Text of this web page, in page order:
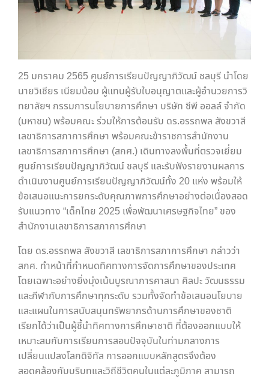
25 มกราคม 2565 ศูนย์การเรียนปัญญาภิวัฒน์ ชลบุรี นำโดย
นายวิเชียร เนียมน้อม ผู้แทนผู้รับใบอนุญาตและผู้อำนวยการวิ
ทยาลัยฯ กรรมการนโยบายการศึกษา บริษัท ซีพี ออลล์ จำกัด
(มหาชน) พร้อมคณะ ร่วมให้การต้อนรับ ดร.อรรถพล สังขวาสี
เลขาธิการสภาการศึกษา พร้อมคณะข้าราชการสำนักงาน
เลขาธิการสภาการศึกษา (สกศ.) เดินทางลงพื้นที่ตรวจเยี่ยม
ศูนย์การเรียนปัญญาภิวัฒน์ ชลบุรี และรับฟังรายงานผลการ
ดำเนินงานศูนย์การเรียนปัญญาภิวัฒน์ทั้ง 20 แห่ง พร้อมให้
ข้อเสนอแนะการยกระดับคุณภาพการศึกษาอย่างต่อเนื่องสอด
รับแนวทาง “เด็กไทย 2025 เพื่อพัฒนาเศรษฐกิจไทย” ของ
สำนักงานเลขาธิการสภาการศึกษา
โดย ดร.อรรถพล สังขวาสี เลขาธิการสภาการศึกษา กล่าวว่า
สกศ. ทำหน้าที่กำหนดทิศทางการจัดการศึกษาของประเทศ
โดยเฉพาะอย่างยิ่งมุ่งเน้นบูรณาการศาสนา ศิลปะ วัฒนธรรม
และกีฬากับการศึกษาทุกระดับ รวมทั้งจัดทำข้อเสนอนโยบาย
และแผนในการสนับสนุนทรัพยากรด้านการศึกษาของชาติ
เรียกได้ว่าเป็นผู้ชี้นำทิศทางการศึกษาชาติ ที่ต้องออกแบบให้
เหมาะสมกับการเรียนการสอนปัจจุบันในท่ามกลางการ
เปลี่ยนแปลงโลกดิจิทัล การออกแบบหลักสูตรจึงต้อง
สอดคล้องกับบริบทและวิถีชีวิตคนในแต่ละภูมิภาค สามารถ